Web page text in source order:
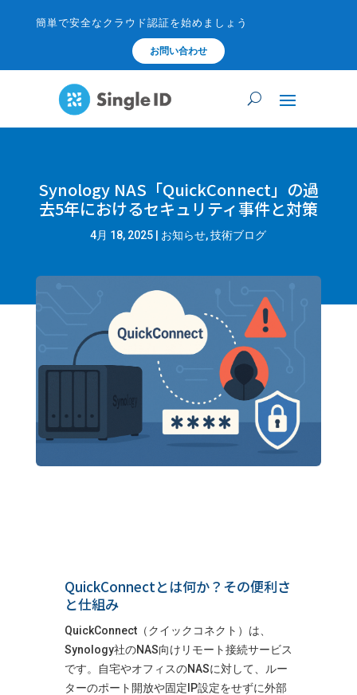
簡単で安全なクラウド認証を始めましょう
お問い合わせ
Synology NAS「QuickConnect」の過
去5年におけるセキュリティ事件と対策
4月 18, 2025 お知らせ,技術ブログ
QuickConnectとは何か？その便利さ
と仕組み
QuickConnect（クイックコネクト）は、
Synology社のNAS向けリモート接続サービス
です。自宅やオフィスのNASに対して、ルー
ターのポート開放や固定IP設定をせずに外部